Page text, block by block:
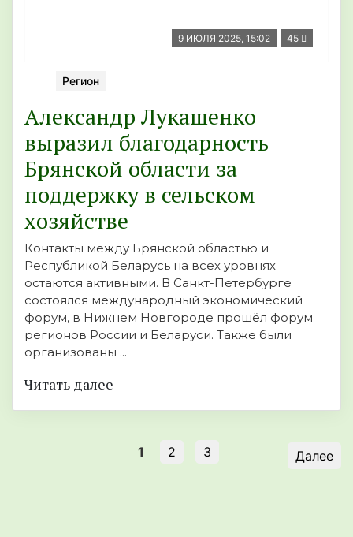
9 ИЮЛЯ 2025, 15:02 45
Регион
Александр Лукашенко
выразил благодарность
Брянской области за
поддержку в сельском
хозяйстве
Контакты между Брянской областью и
Республикой Беларусь на всех уровнях
остаются активными. В Санкт-Петербурге
состоялся международный экономический
форум, в Нижнем Новгороде прошёл форум
регионов России и Беларуси. Также были
организованы ...
Читать далее
1 2 3 Далее